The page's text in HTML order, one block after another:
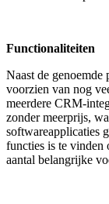
Functionaliteiten
Naast de
voorzien van nog
meerdere CRM-
zonder meerprijs,
softwareapplicaties
functies is te vinden
aantal belangrijke